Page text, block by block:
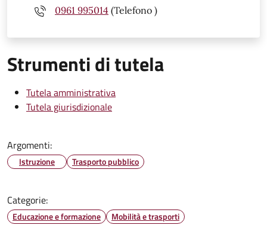
0961 995014 (Telefono )
Strumenti di tutela
Tutela amministrativa
Tutela giurisdizionale
Argomenti:
Istruzione Trasporto pubblico
Categorie:
Educazione e formazione
Mobilità e trasporti